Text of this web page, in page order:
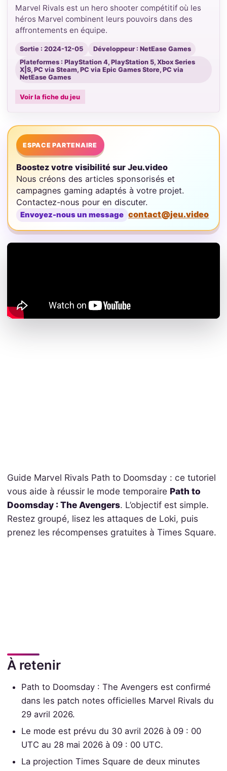
Marvel Rivals est un hero shooter compétitif où les
héros Marvel combinent leurs pouvoirs dans des
affrontements en équipe.
Sortie : 2024-12-05
Développeur : NetEase Games
Plateformes : PlayStation 4, PlayStation 5, Xbox Series
X|S, PC via Steam, PC via Epic Games Store, PC via
NetEase Games
Voir la fiche du jeu
ESPACE PARTENAIRE
Boostez votre visibilité sur Jeu.video
Nous créons des articles sponsorisés et
campagnes gaming adaptés à votre projet.
Contactez-nous pour en discuter.
Envoyez-nous un message contact@jeu.video
Guide Marvel Rivals Path to Doomsday : ce tutoriel
vous aide à réussir le mode temporaire Path to
Doomsday : The Avengers. L’objectif est simple.
Restez groupé, lisez les attaques de Loki, puis
prenez les récompenses gratuites à Times Square.
À retenir
Path to Doomsday : The Avengers est confirmé
dans les patch notes officielles Marvel Rivals du
29 avril 2026.
Le mode est prévu du 30 avril 2026 à 09 : 00
UTC au 28 mai 2026 à 09 : 00 UTC.
La projection Times Square de deux minutes